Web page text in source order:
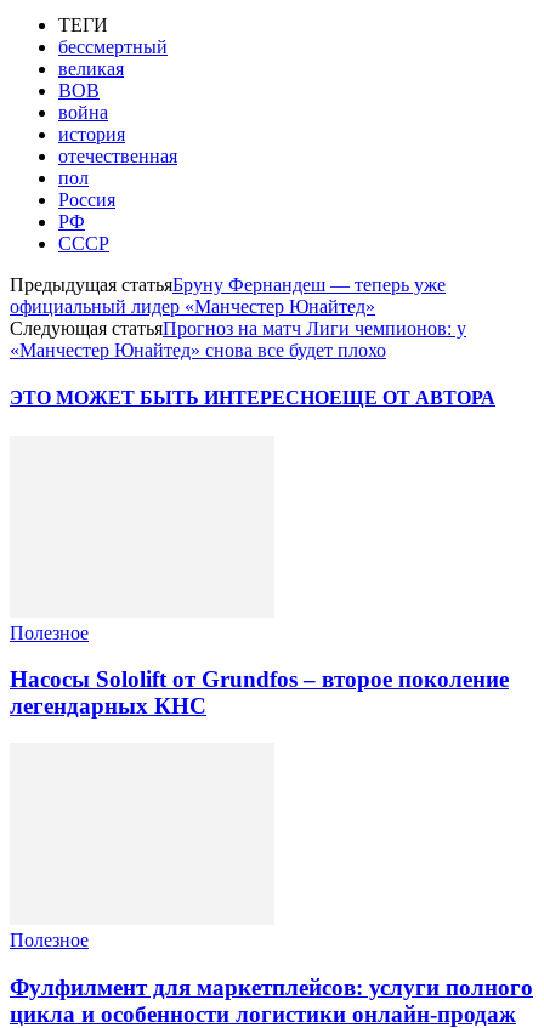
ТЕГИ
бессмертный
великая
ВОВ
война
история
отечественная
пол
Россия
РФ
СССР
Предыдущая статьяБруну Фернандеш — теперь уже
официальный лидер «Манчестер Юнайтед»
Следующая статьяПрогноз на матч Лиги чемпионов: у
«Манчестер Юнайтед» снова все будет плохо
ЭТО МОЖЕТ БЫТЬ ИНТЕРЕСНОЕЩЕ ОТ АВТОРА
Полезное
Насосы Sololift от Grundfos – второе поколение
легендарных КНС
Полезное
Фулфилмент для маркетплейсов: услуги полного
цикла и особенности логистики онлайн-продаж